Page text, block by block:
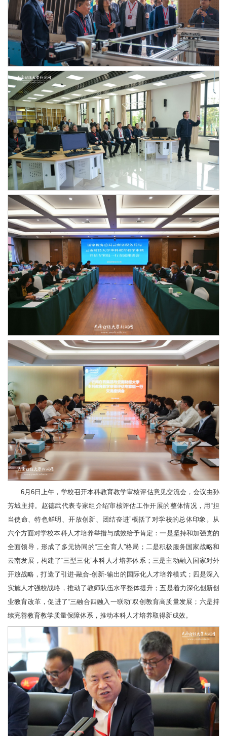
6月6日上午，学校召开本科教育教学审核评估意见交流会，会议由孙
芳城主持。赵德武代表专家组介绍审核评估工作开展的整体情况，用“担
当使命、特色鲜明、开放创新、团结奋进”概括了对学校的总体印象。从
六个方面对学校本科人才培养举措与成效给予肯定：一是坚持和加强党的
全面领导，形成了多元协同的“三全育人”格局；二是积极服务国家战略和
云南发展，构建了“三型三化”本科人才培养体系；三是主动融入国家对外
开放战略，打造了引进-融合-创新-输出的国际化人才培养模式；四是深入
实施人才强校战略，推动了教师队伍水平整体提升；五是着力深化创新创
业教育改革，促进了“三融合四融入一联动”双创教育高质量发展；六是持
续完善教育教学质量保障体系，推动本科人才培养取得新成效。